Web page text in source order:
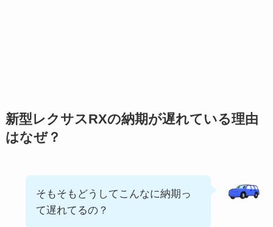
新型レクサスRXの納期が遅れている理由
はなぜ？
そもそもどうしてこんなに納期っ
て遅れてるの？